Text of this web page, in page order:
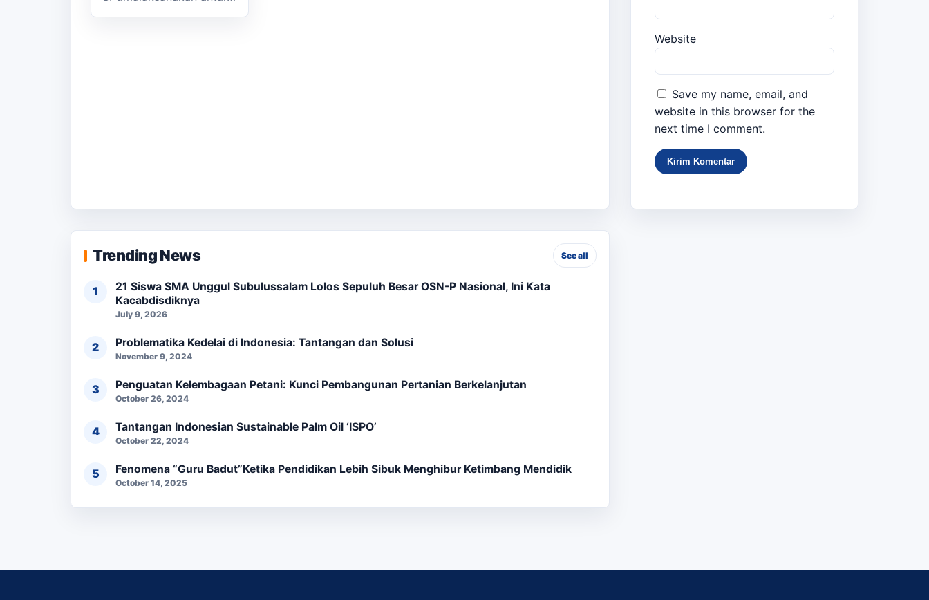
Website
Save my name, email, and
website in this browser for the
next time I comment.
Trending News See all
21 Siswa SMA Unggul Subulussalam Lolos Sepuluh Besar OSN-P Nasional, Ini Kata
Kacabdisdiknya
July 9, 2026
Problematika Kedelai di Indonesia: Tantangan dan Solusi
November 9, 2024
Penguatan Kelembagaan Petani: Kunci Pembangunan Pertanian Berkelanjutan
October 26, 2024
Tantangan Indonesian Sustainable Palm Oil ‘ISPO’
October 22, 2024
Fenomena “Guru Badut”Ketika Pendidikan Lebih Sibuk Menghibur Ketimbang Mendidik
October 14, 2025